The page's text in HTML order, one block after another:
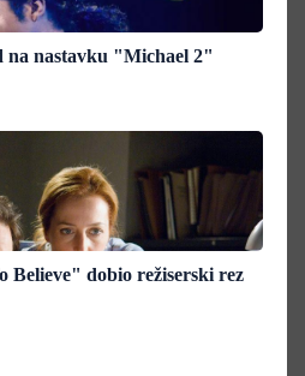
na nastavku "Michael 2"
Believe" dobio režiserski rez